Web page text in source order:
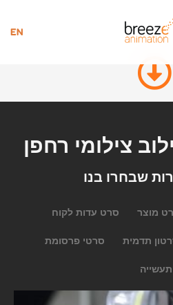
צילומי רחפן
שבחרו בנו
מוצר סרט עדות לקוח
תדמית סרטי פרסומת
תעשייה